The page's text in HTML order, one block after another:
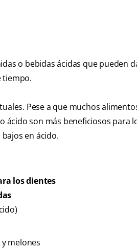
o bebidas ácidas que pueden
tiempo.
Pese a que muchos
ácido son más beneficiosos para
en ácido.
los dientes
melones